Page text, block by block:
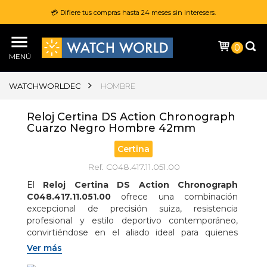
💳 Difiere tus compras hasta 24 meses sin interesers.
MENÚ
0
WATCHWORLDEC HOMBRE
Reloj Certina DS Action Chronograph
Cuarzo Negro Hombre 42mm
Certina
Ref. C048.417.11.051.00
El Reloj Certina DS Action Chronograph
C048.417.11.051.00 ofrece una combinación
excepcional de precisión suiza, resistencia
profesional y estilo deportivo contemporáneo,
convirtiéndose en el aliado ideal para quienes
buscan rendimiento y elegancia en cualquier
aventura; su robusta
Ver más